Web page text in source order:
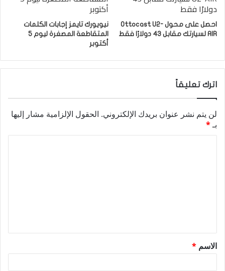
احصل على محول Ottocast U2-
AIR لسيارتك مقابل 43 دولارًا فقط
نيويورك تايمز إجابات الكلمات
المتقاطعة المصغرة ليوم 5
أكتوبر
اترك تعليقاً
لن يتم نشر عنوان بريدك الإلكتروني. الحقول الإلزامية مشار إليها
بـ*
ق
*
الاسم *